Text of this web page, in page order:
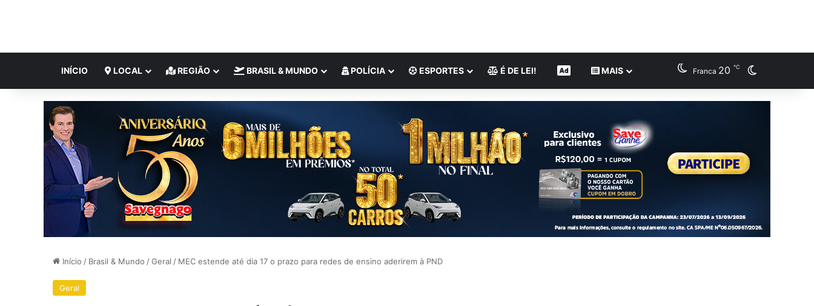
INÍCIO LOCAL REGIÃO BRASIL & MUNDO POLÍCIA ESPORTES É DE LEI! CONTEÚDO DE MARCA
MAIS Franca 20 ℃
Início / Brasil & Mundo /Geral / MEC estende até dia 17 o prazo para redes de ensino aderirem à PND
Geral